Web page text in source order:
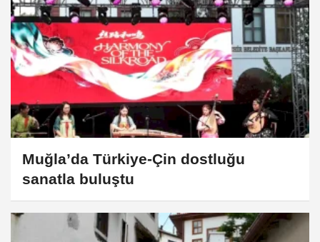
Muğla’da Türkiye-Çin dostluğu
sanatla buluştu